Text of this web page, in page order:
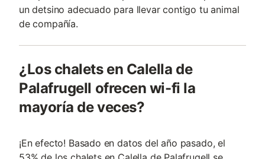
un detsino adecuado para llevar contigo tu animal
de compañía.
¿Los chalets en Calella de
Palafrugell ofrecen wi-fi la
mayoría de veces?
¡En efecto! Basado en datos del año pasado, el